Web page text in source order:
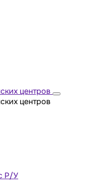
центров
центров
Р/У